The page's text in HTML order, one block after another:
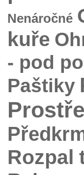
Nenáročné
kuře
- pod
Paštiky
Rozpal